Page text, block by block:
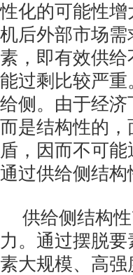
性化的可能性
机后外部市场
素，即有效供
能过剩比较严
给侧。由于经
而是结构性的
盾，因而不可
通过供给侧结
供给侧结构
力。通过摆脱
素大规模、高